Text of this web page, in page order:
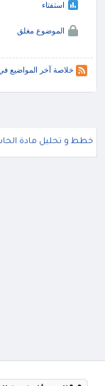
استفتاء
الموضوع مغلق
خلاصة آخر المواضيع
خطط و تحليل مادة